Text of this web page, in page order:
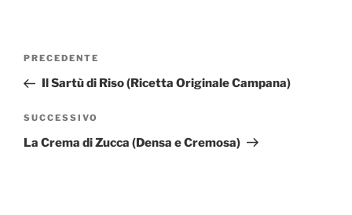
Navigazione
Articolo
precedente:
PRECEDENTE
Il Sartù di Riso (Ricetta Originale Campana)
Articolo
successivo
SUCCESSIVO
La Crema di Zucca (Densa e Cremosa)